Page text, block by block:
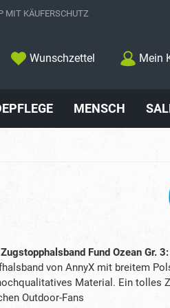
MIT KÄUFERSCHUTZ
Wunschzettel Mein
MENSCH
Fund Ozean Gr. 3:
von AnnyX mit breitem
Material. Ein tolles
Outdoor-Fans